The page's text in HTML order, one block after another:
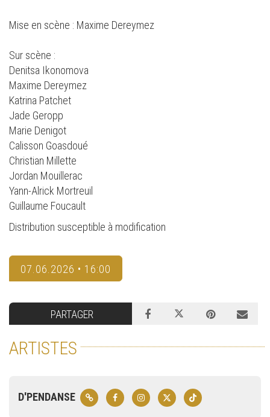
Mise en scène : Maxime Dereymez
Sur scène :
Denitsa Ikonomova
Maxime Dereymez
Katrina Patchet
Jade Geropp
Marie Denigot
Calisson Goasdoué
Christian Millette
Jordan Mouillerac
Yann-Alrick Mortreuil
Guillaume Foucault
Distribution susceptible à modification
07.06.2026 • 16:00
PARTAGER
ARTISTES
D'PENDANSE